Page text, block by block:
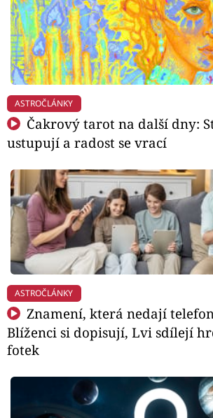
ASTROČLÁNKY
Čakrový tarot na další dny:
ustupují a radost se vrací
ASTROČLÁNKY
Znamení, která nedají
Blíženci si dopisují, Lvi sdílejí
fotek